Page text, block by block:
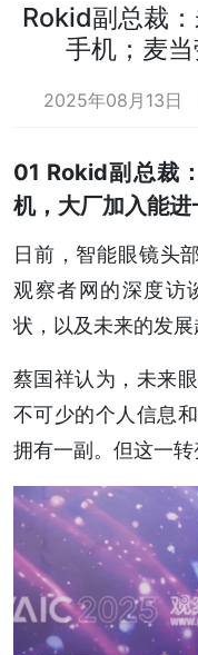
Rokid副总裁
手机；麦
2025年08月13日
01 Rokid副总裁
机，大厂加入能
日前，智能眼镜头
观察者网的深度访
状，以及未来的发展
蔡国祥认为，未来
不可少的个人信息
拥有一副。但这一转